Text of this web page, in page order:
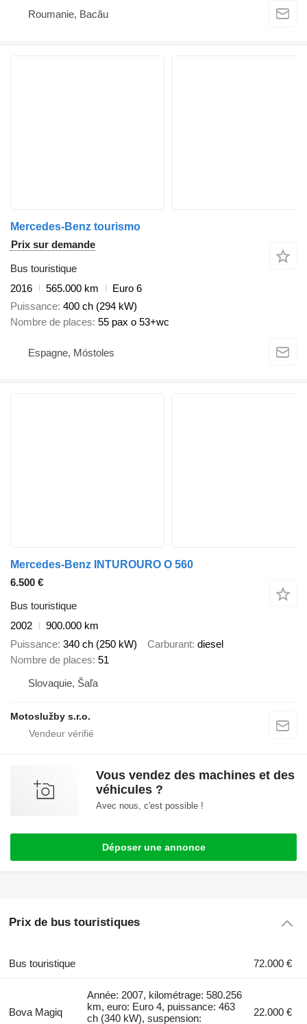
Roumanie, Bacău
Mercedes-Benz tourismo
Prix sur demande
Bus touristique
2016
565.000 km
Euro 6
Puissance 400 ch (294 kW)
Nombre de places 55 pax o 53+wc
Espagne, Móstoles
Mercedes-Benz INTUROURO O 560
6.500 €
Bus touristique
2002
900.000 km
Puissance 340 ch (250 kW) Carburant diesel
Nombre de places 51
Slovaquie, Šaľa
Motoslužby s.r.o.
Vous vendez des machines et des
véhicules ?
Avec nous, c'est possible !
Déposer une annonce
Prix de bus touristiques
Bus touristique 72.000 €
Bova Magiq
Année: 2007, kilométrage: 580.256
km, euro: Euro 4, puissance: 463
ch (340 kW), suspension:
22.000 €